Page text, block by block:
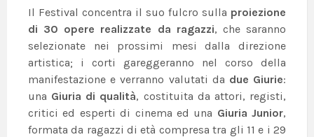
Il Festival concentra il suo fulcro sulla proiezione
di 30 opere realizzate da ragazzi, che saranno
selezionate nei prossimi mesi dalla direzione
artistica; i corti gareggeranno nel corso della
manifestazione e verranno valutati da due Giurie:
una Giuria di qualità, costituita da attori, registi,
critici ed esperti di cinema ed una Giuria Junior,
formata da ragazzi di età compresa tra gli 11 e i 29